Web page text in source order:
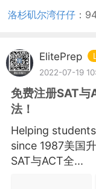
洛杉矶热点
民宿短租
洛杉矶尔湾仔仔 ：
ElitePrep
2022-07-19
免费注册SAT与
法！
Helping
since 1987美国
SAT与ACT全...